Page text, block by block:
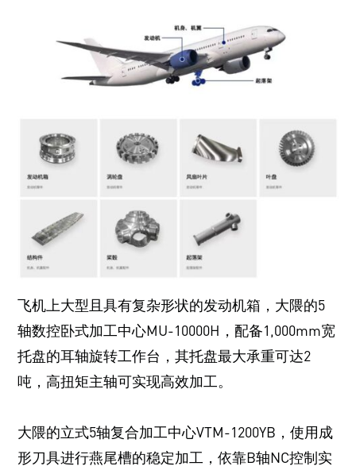
飞机上大型且具有复杂形状的发动机箱，大隈的5
轴数控卧式加工中心MU-10000H，配备1,000mm宽
托盘的耳轴旋转工作台，其托盘最大承重可达2
吨，高扭矩主轴可实现高效加工。
大隈的立式5轴复合加工中心VTM-1200YB，使用成
形刀具进行燕尾槽的稳定加工，依靠B轴NC控制实